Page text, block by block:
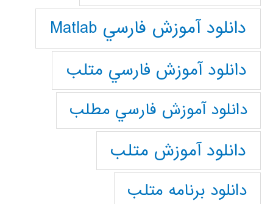
دانلود آموزش فارسي Matlab
دانلود آموزش فارسي متلب
دانلود آموزش فارسي مطلب
دانلود آموزش متلب
دانلود برنامه متلب